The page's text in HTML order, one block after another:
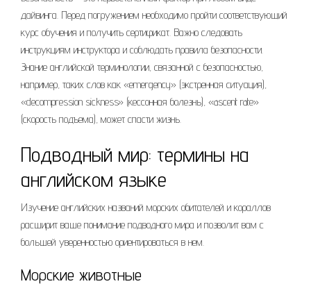
дайвинга. Перед погружением необходимо пройти соответствующий
курс обучения и получить сертификат. Важно следовать
инструкциям инструктора и соблюдать правила безопасности.
Знание английской терминологии, связанной с безопасностью,
например, таких слов как «emergency» (экстренная ситуация),
«decompression sickness» (кессонная болезнь), «ascent rate»
(скорость подъема), может спасти жизнь.
Подводный мир: термины на
английском языке
Изучение английских названий морских обитателей и кораллов
расширит ваше понимание подводного мира и позволит вам с
большей уверенностью ориентироваться в нем.
Морские животные